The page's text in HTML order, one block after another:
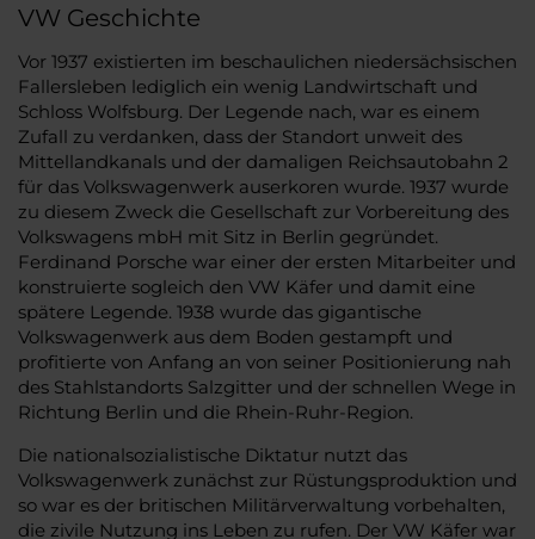
VW Geschichte
Vor 1937 existierten im beschaulichen niedersächsischen
Fallersleben lediglich ein wenig Landwirtschaft und
Schloss Wolfsburg. Der Legende nach, war es einem
Zufall zu verdanken, dass der Standort unweit des
Mittellandkanals und der damaligen Reichsautobahn 2
für das Volkswagenwerk auserkoren wurde. 1937 wurde
zu diesem Zweck die Gesellschaft zur Vorbereitung des
Volkswagens mbH mit Sitz in Berlin gegründet.
Ferdinand Porsche war einer der ersten Mitarbeiter und
konstruierte sogleich den VW Käfer und damit eine
spätere Legende. 1938 wurde das gigantische
Volkswagenwerk aus dem Boden gestampft und
profitierte von Anfang an von seiner Positionierung nah
des Stahlstandorts Salzgitter und der schnellen Wege in
Richtung Berlin und die Rhein-Ruhr-Region.
Die nationalsozialistische Diktatur nutzt das
Volkswagenwerk zunächst zur Rüstungsproduktion und
so war es der britischen Militärverwaltung vorbehalten,
die zivile Nutzung ins Leben zu rufen. Der VW Käfer war